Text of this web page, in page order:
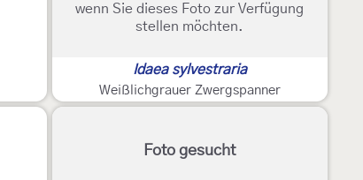
wenn Sie dieses Foto zur Verfügung
stellen möchten.
Idaea sylvestraria
Weißlichgrauer Zwergspanner
Foto gesucht